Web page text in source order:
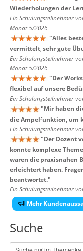
Wiederholungen der
Ein Schulungsteilnehmer
Monat 5/2026
"Alles
vermittelt, sehr gute
Ein Schulungsteilnehmer
Monat 5/2026
"Der
flexibel auf unsere
Ein Schulungsteilnehmer
"Mir haben
die Ampelfunktion, um
Ein Schulungsteilnehmer
"Der Dozent
konnte komplexe
waren die praxisnahen
erleichtert haben.
beantwortet."
Ein Schulungsteilnehmer
Mehr
Suche